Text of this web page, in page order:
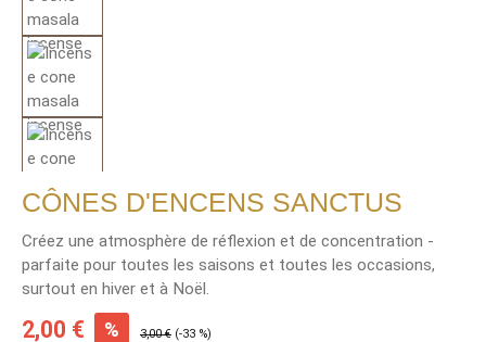
CÔNES D'ENCENS SANCTUS
Créez une atmosphère de réflexion et de concentration -
parfaite pour toutes les saisons et toutes les occasions,
surtout en hiver et à Noël.
Sale price:
2,00 € % Regular price:
3,00 € (-33 %)